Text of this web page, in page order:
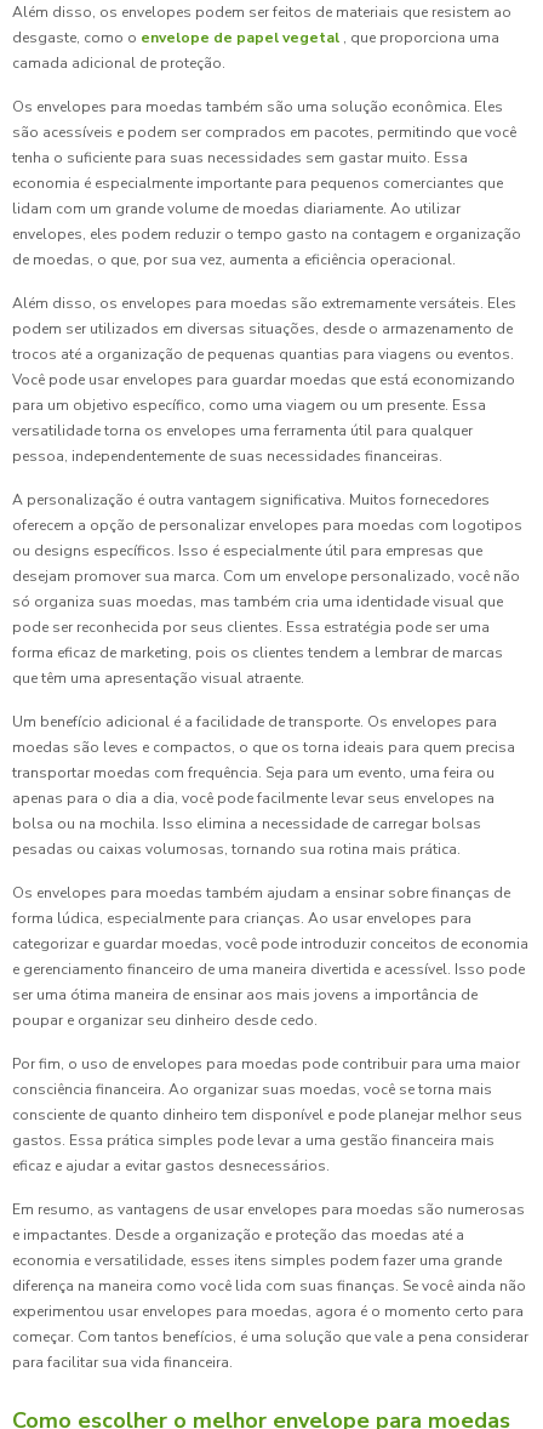
Além disso, os envelopes podem ser feitos de materiais que resistem ao
desgaste, como o envelope de papel vegetal , que proporciona uma
camada adicional de proteção.
Os envelopes para moedas também são uma solução econômica. Eles
são acessíveis e podem ser comprados em pacotes, permitindo que você
tenha o suficiente para suas necessidades sem gastar muito. Essa
economia é especialmente importante para pequenos comerciantes que
lidam com um grande volume de moedas diariamente. Ao utilizar
envelopes, eles podem reduzir o tempo gasto na contagem e organização
de moedas, o que, por sua vez, aumenta a eficiência operacional.
Além disso, os envelopes para moedas são extremamente versáteis. Eles
podem ser utilizados em diversas situações, desde o armazenamento de
trocos até a organização de pequenas quantias para viagens ou eventos.
Você pode usar envelopes para guardar moedas que está economizando
para um objetivo específico, como uma viagem ou um presente. Essa
versatilidade torna os envelopes uma ferramenta útil para qualquer
pessoa, independentemente de suas necessidades financeiras.
A personalização é outra vantagem significativa. Muitos fornecedores
oferecem a opção de personalizar envelopes para moedas com logotipos
ou designs específicos. Isso é especialmente útil para empresas que
desejam promover sua marca. Com um envelope personalizado, você não
só organiza suas moedas, mas também cria uma identidade visual que
pode ser reconhecida por seus clientes. Essa estratégia pode ser uma
forma eficaz de marketing, pois os clientes tendem a lembrar de marcas
que têm uma apresentação visual atraente.
Um benefício adicional é a facilidade de transporte. Os envelopes para
moedas são leves e compactos, o que os torna ideais para quem precisa
transportar moedas com frequência. Seja para um evento, uma feira ou
apenas para o dia a dia, você pode facilmente levar seus envelopes na
bolsa ou na mochila. Isso elimina a necessidade de carregar bolsas
pesadas ou caixas volumosas, tornando sua rotina mais prática.
Os envelopes para moedas também ajudam a ensinar sobre finanças de
forma lúdica, especialmente para crianças. Ao usar envelopes para
categorizar e guardar moedas, você pode introduzir conceitos de economia
e gerenciamento financeiro de uma maneira divertida e acessível. Isso pode
ser uma ótima maneira de ensinar aos mais jovens a importância de
poupar e organizar seu dinheiro desde cedo.
Por fim, o uso de envelopes para moedas pode contribuir para uma maior
consciência financeira. Ao organizar suas moedas, você se torna mais
consciente de quanto dinheiro tem disponível e pode planejar melhor seus
gastos. Essa prática simples pode levar a uma gestão financeira mais
eficaz e ajudar a evitar gastos desnecessários.
Em resumo, as vantagens de usar envelopes para moedas são numerosas
e impactantes. Desde a organização e proteção das moedas até a
economia e versatilidade, esses itens simples podem fazer uma grande
diferença na maneira como você lida com suas finanças. Se você ainda não
experimentou usar envelopes para moedas, agora é o momento certo para
começar. Com tantos benefícios, é uma solução que vale a pena considerar
para facilitar sua vida financeira.
Como escolher o melhor envelope para moedas